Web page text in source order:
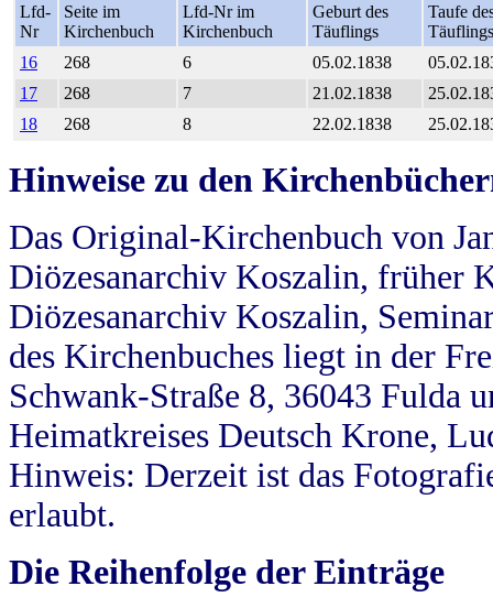
Lfd-
Nr
Seite im
Kirchenbuch
Lfd-Nr im
Kirchenbuch
Geburt des
Täuflings
Taufe
Täuflings
16
268 6 05.02.1838
17
268 7 21.02.1838
18
268 8 22.02.1838
Hinweise zu den
Das Original-Kirchenbuch von
Diözesanarchiv Koszalin, früher
Diözesanarchiv Koszalin,
des Kirchenbuches liegt in der
Schwank-Straße 8, 36043 Fulda
Heimatkreises Deutsch Krone,
Hinweis: Derzeit ist das
erlaubt.
Die Reihenfolge der Einträge